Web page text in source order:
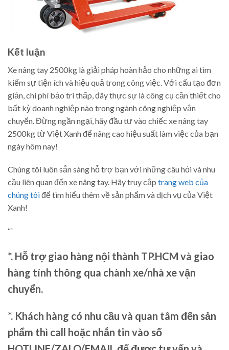
Kết luận
Xe nâng tay 2500kg là giải pháp hoàn hảo cho những ai tìm
kiếm sự tiện ích và hiệu quả trong công việc. Với cấu tạo đơn
giản, chi phí bảo trì thấp, đây thực sự là công cụ cần thiết cho
bất kỳ doanh nghiệp nào trong ngành công nghiệp vận
chuyển. Đừng ngần ngại, hãy đầu tư vào chiếc xe nâng tay
2500kg từ Việt Xanh để nâng cao hiệu suất làm việc của bạn
ngày hôm nay!
Chúng tôi luôn sẵn sàng hỗ trợ bạn với những câu hỏi và nhu
cầu liên quan đến xe nâng tay. Hãy truy cập trang web của
chúng tôiđể tìm hiểu thêm về sản phẩm và dịch vụ của Việt
Xanh!
“`
*. Hỗ trợ giao hàng nội thành TP.HCM và giao
hàng tỉnh thông qua chành xe/nhà xe vận
chuyển.
*. Khách hàng có nhu cầu và quan tâm đến sản
phẩm thì call hoặc nhắn tin vào số